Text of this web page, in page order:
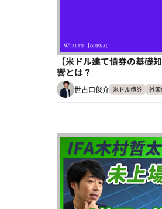
【米ドル建て債券の基礎
響とは？
世古口俊介 米ドル債券 外